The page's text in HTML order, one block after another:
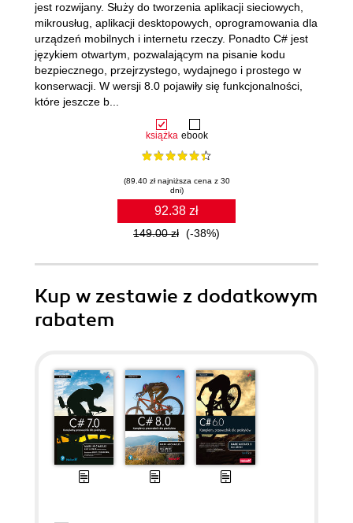
książka ebook
(89.40 zł najniższa cena z 30
dni)
92.38 zł
149.00 zł (-38%)
jest rozwijany. Służy do tworzenia aplikacji sieciowych,
mikrousług, aplikacji desktopowych, oprogramowania dla
urządzeń mobilnych i internetu rzeczy. Ponadto C# jest
językiem otwartym, pozwalającym na pisanie kodu
bezpiecznego, przejrzystego, wydajnego i prostego w
konserwacji. W wersji 8.0 pojawiły się funkcjonalności,
które jeszcze b...
Kup w zestawie z dodatkowym
rabatem